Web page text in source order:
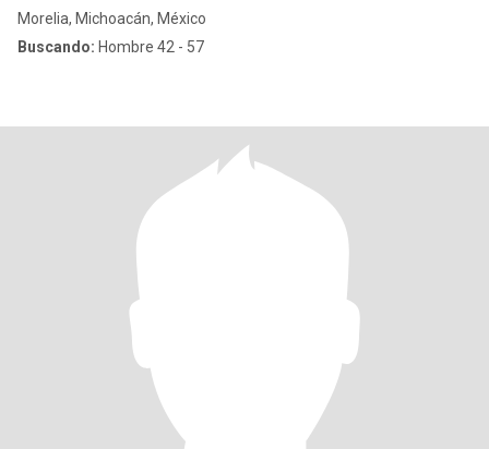
Morelia, Michoacán, México
Buscando: Hombre 42 - 57